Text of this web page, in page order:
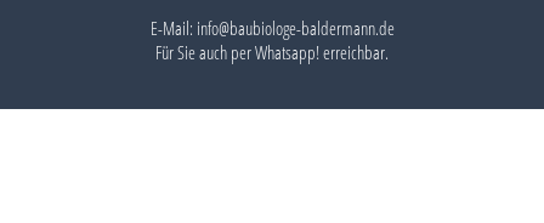
E-Mail: info@baubiologe-baldermann.de
Für Sie auch perWhatsapp!erreichbar.